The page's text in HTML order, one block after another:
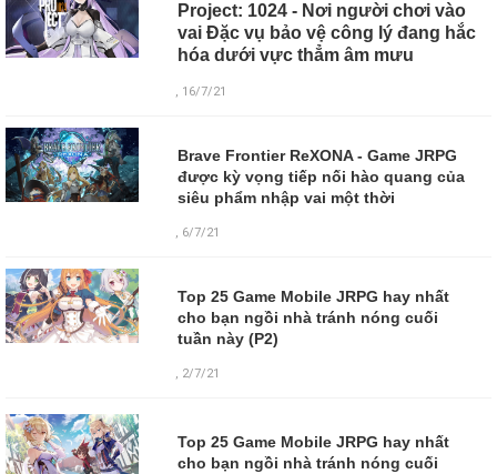
Project: 1024 - Nơi người chơi vào
vai Đặc vụ bảo vệ công lý đang hắc
hóa dưới vực thẳm âm mưu
, 16/7/21
Brave Frontier ReXONA - Game JRPG
được kỳ vọng tiếp nối hào quang của
siêu phẩm nhập vai một thời
, 6/7/21
Top 25 Game Mobile JRPG hay nhất
cho bạn ngồi nhà tránh nóng cuối
tuần này (P2)
, 2/7/21
Top 25 Game Mobile JRPG hay nhất
cho bạn ngồi nhà tránh nóng cuối